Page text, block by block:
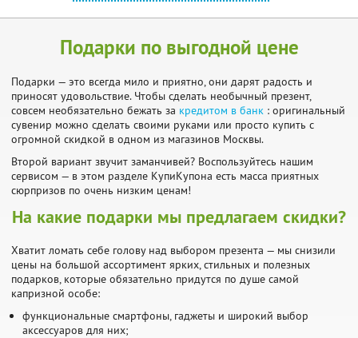
Подарки по выгодной цене
Подарки — это всегда мило и приятно, они дарят радость и
приносят удовольствие. Чтобы сделать необычный презент,
совсем необязательно бежать за кредитом в банк : оригинальный
сувенир можно сделать своими руками или просто купить с
огромной скидкой в одном из магазинов Москвы.
Второй вариант звучит заманчивей? Воспользуйтесь нашим
сервисом — в этом разделе КупиКупона есть масса приятных
сюрпризов по очень низким ценам!
На какие подарки мы предлагаем скидки?
Хватит ломать себе голову над выбором презента — мы снизили
цены на большой ассортимент ярких, стильных и полезных
подарков, которые обязательно придутся по душе самой
капризной особе:
функциональные смартфоны, гаджеты и широкий выбор
аксессуаров для них;